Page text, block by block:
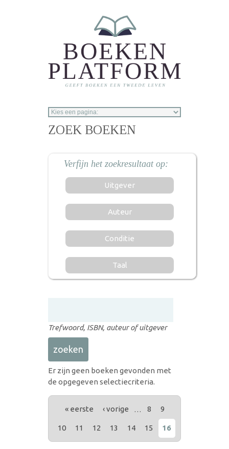
ZOEK BOEKEN
Uitgever
Auteur
Conditie
Taal
Trefwoord, ISBN, auteur of uitgever
Er zijn geen boeken gevonden met
de opgegeven selectiecriteria.
PAGINA'S
« eerste ‹ vorige 8 9
10 11 12 13 14 15 16